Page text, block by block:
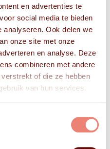
en advertenties te
social media te bieden
analyseren. Ook delen we
onze site met onze
en analyse. Deze
combineren met andere
of die ze hebben
van hun services.